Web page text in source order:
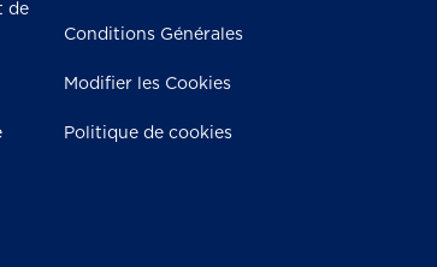
de
Conditions Générales
Modifier les Cookies
Politique de cookies